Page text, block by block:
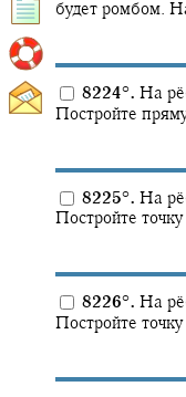
будет ромбом.
8224°. На
Постройте
8225°. На
Постройте
8226°. На
Постройте